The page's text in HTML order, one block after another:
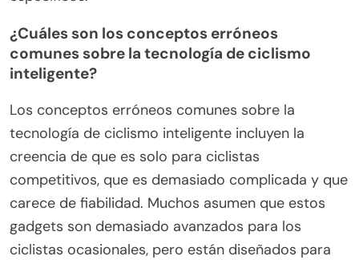
las características del dispositivo mejora el
rendimiento y reduce la dependencia del soporte.
Las revisiones regulares pueden prevenir fallos
durante los paseos. Los foros en línea y las guías
del fabricante ofrecen soluciones para problemas
específicos.
¿Cuáles son los conceptos erróneos
comunes sobre la tecnología de ciclismo
inteligente?